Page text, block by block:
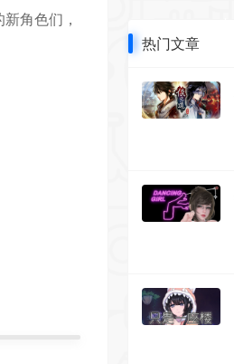
角色们，
热门文章
*
*